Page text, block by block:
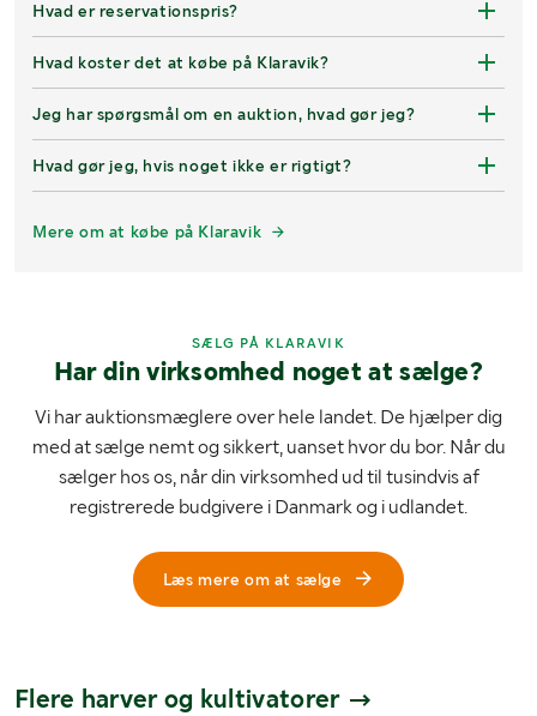
Hvad er reservationspris?
Hvad koster det at købe på Klaravik?
Jeg har spørgsmål om en auktion, hvad gør jeg?
Hvad gør jeg, hvis noget ikke er rigtigt?
Mere om at købe på Klaravik
SÆLG PÅ KLARAVIK
Har din virksomhed noget at sælge?
Vi har auktionsmæglere over hele landet. De hjælper dig
med at sælge nemt og sikkert, uanset hvor du bor. Når du
sælger hos os, når din virksomhed ud til tusindvis af
registrerede budgivere i Danmark og i udlandet.
Læs mere om at sælge
Flere harver og kultivatorer